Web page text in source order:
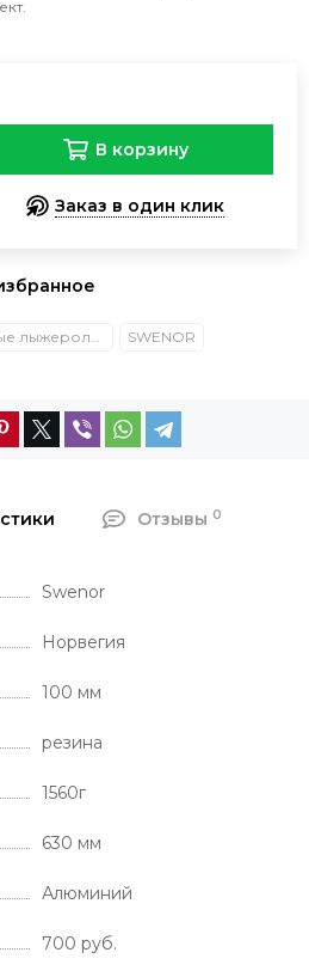
В корзину
Заказ в один клик
Коньковые лыжероллеры SWENOR
Отзывы 0
Swenor
Норвегия
100 мм
резина
1560г
630 мм
Алюминий
700 руб.